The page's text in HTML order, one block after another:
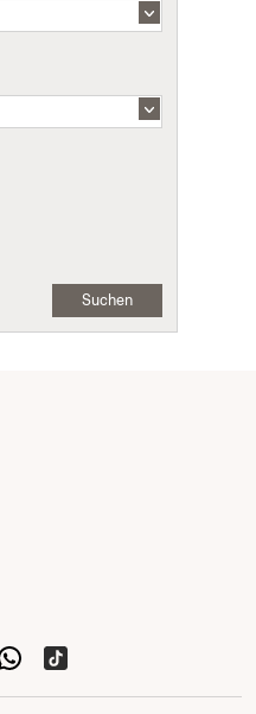
Suchen